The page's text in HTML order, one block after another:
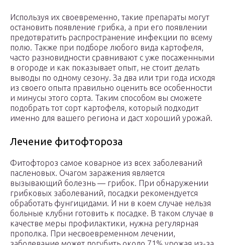
Используя их своевременно, такие препараты могут
остановить появление грибка, а при его появлении
предотвратить распространение инфекции по всему
полю. Также при подборе любого вида картофеля,
часто разновидности сравнивают с уже посаженными
в огороде и как показывает опыт, не стоит делать
выводы по одному сезону. За два или три года исходя
из своего опыта правильно оценить все особенности
и минусы этого сорта. Таким способом вы сможете
подобрать тот сорт картофеля, который подходит
именно для вашего региона и даст хороший урожай.
Лечение фитофтороза
Фитофтороз самое коварное из всех заболеваний
пасленовых. Очагом заражения является
вызывающий болезнь — грибок. При обнаружении
грибковых заболеваний, посадки рекомендуется
обработать фунгицидами. И ни в коем случае нельзя
больные клубни готовить к посадке. В таком случае в
качестве меры профилактики, нужна регулярная
прополка. При несвоевременном лечении,